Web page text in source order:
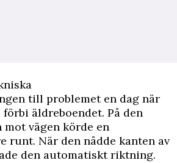
till problemet en dag när
äldreboendet. På den
vägen körde en
runt. När den nådde kanten av
den automatiskt riktning.